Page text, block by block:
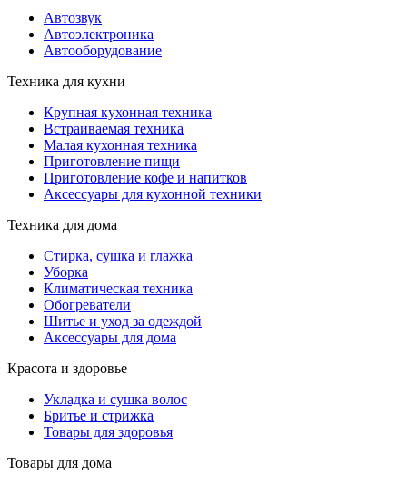
Автозвук
Автоэлектроника
Автооборудование
Техника для кухни
Крупная кухонная техника
Встраиваемая техника
Малая кухонная техника
Приготовление пищи
Приготовление кофе и напитков
Аксессуары для кухонной техники
Техника для дома
Стирка, сушка и глажка
Уборка
Климатическая техника
Обогреватели
Шитье и уход за одеждой
Аксессуары для дома
Красота и здоровье
Укладка и сушка волос
Бритье и стрижка
Товары для здоровья
Товары для дома